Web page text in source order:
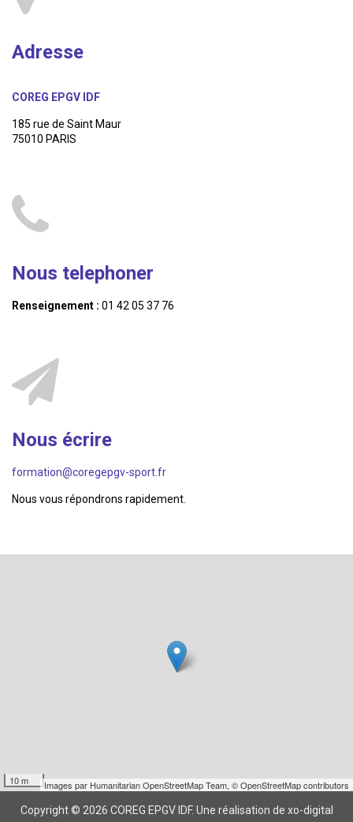
Adresse
COREG EPGV IDF
185 rue de Saint Maur
75010 PARIS
Nous telephoner
Renseignement : 01 42 05 37 76
Nous écrire
formation@coregepgv-sport.fr
Nous vous répondrons rapidement.
10 m Images par Humanitarian OpenStreetMap Team, © OpenStreetMap contributors
Copyright © 2026 COREG EPGV IDF. Une réalisation de xo-digital